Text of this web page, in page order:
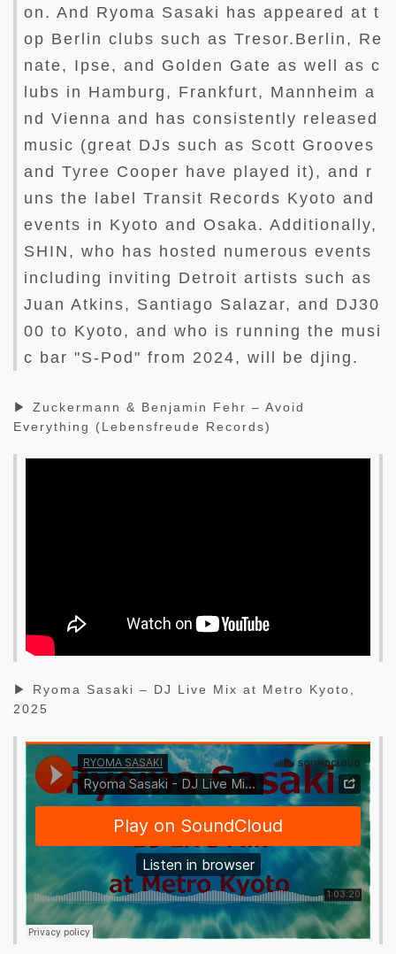
on. And Ryoma Sasaki has appeared at t
op Berlin clubs such as Tresor.Berlin, Re
nate, Ipse, and Golden Gate as well as c
lubs in Hamburg, Frankfurt, Mannheim a
nd Vienna and has consistently released
music (great DJs such as Scott Grooves
and Tyree Cooper have played it), and r
uns the label Transit Records Kyoto and
events in Kyoto and Osaka. Additionally,
SHIN, who has hosted numerous events
including inviting Detroit artists such as
Juan Atkins, Santiago Salazar, and DJ30
00 to Kyoto, and who is running the musi
c bar "S-Pod" from 2024, will be djing.
▶ Zuckermann & Benjamin Fehr – Avoid
Everything (Lebensfreude Records)
▶ Ryoma Sasaki – DJ Live Mix at Metro Kyoto,
2025